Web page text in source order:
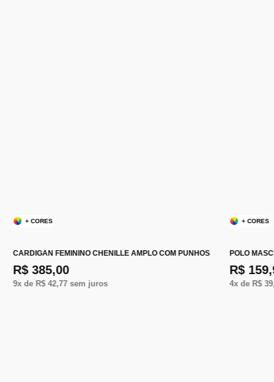
+ CORES
CARDIGAN FEMININO CHENILLE AMPLO COM PUNHOS
R$ 385,00
9x de R$ 42,77sem juros
+ CORES
POLO
R$
4x de R$